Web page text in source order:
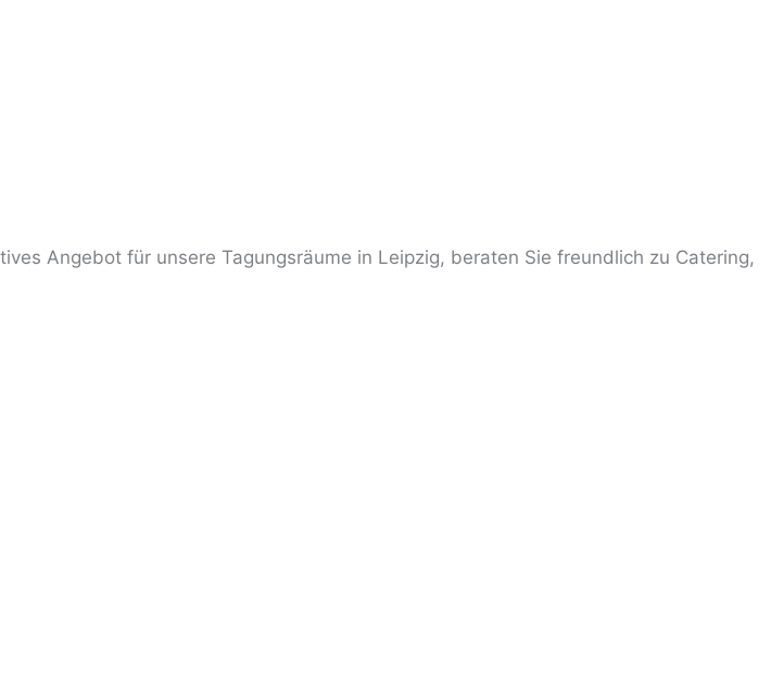
Angebot für unsere Tagungsräume in Leipzig, beraten Sie freundlich zu Catering,